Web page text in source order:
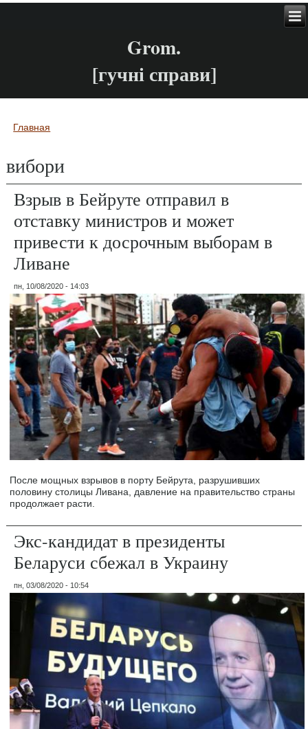
Grom.
[гучні справи]
Вы здесь
Главная
вибори
Взрыв в Бейруте отправил в
отставку министров и может
привести к досрочным выборам в
Ливане
пн, 10/08/2020 - 14:03
После мощных взрывов в порту Бейрута, разрушивших
половину столицы Ливана, давление на правительство страны
продолжает расти.
Экс-кандидат в президенты
Беларуси сбежал в Украину
пн, 03/08/2020 - 10:54